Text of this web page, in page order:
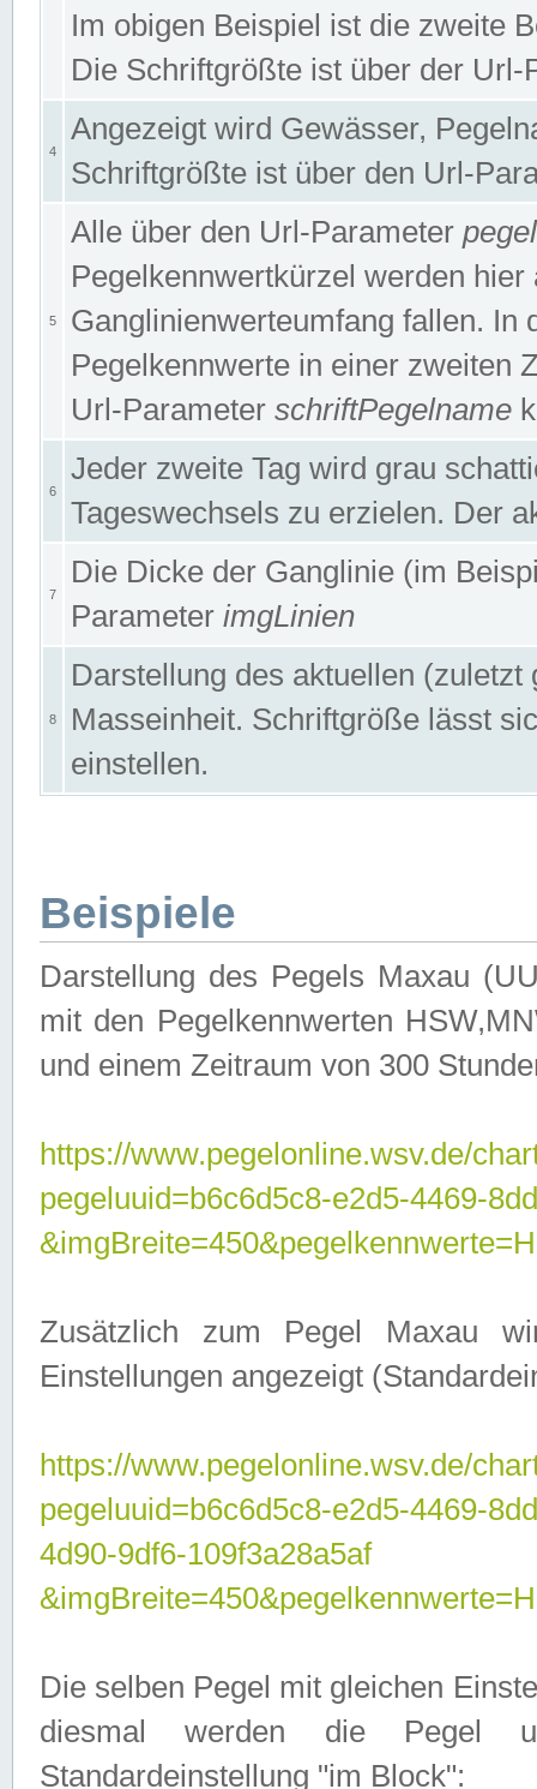
Im obigen Beispiel ist die zweite
Die Schriftgrößte ist über der
4
Angezeigt wird Gewässer,
Schriftgrößte ist über den Url-
5
Alle über den Url-Parameter
Pegelkennwertkürzel werden
Ganglinienwerteumfang fallen. In
Pegelkennwerte in einer zweiten
Url-Parameter schriftPegelname
6
Jeder zweite Tag wird grau
Tageswechsels zu erzielen. Der
7
Die Dicke der Ganglinie (im
Parameter imgLinien
8
Darstellung des aktuellen
Masseinheit. Schriftgröße lässt
einstellen.
Beispiele
Darstellung des Pegels Maxau
mit den Pegelkennwerten
und einem Zeitraum von 300
https://www.pegelonline.wsv.de/
pegeluuid=b6c6d5c8-e2d5-4469-
Zusätzlich zum Pegel Maxau
Einstellungen angezeigt
https://www.pegelonline.wsv.de/
pegeluuid=b6c6d5c8-e2d5-4469-
4d90-9df6-109f3a28a5af
Die selben Pegel mit gleichen
diesmal werden die Pegel
Standardeinstellung "im Block":